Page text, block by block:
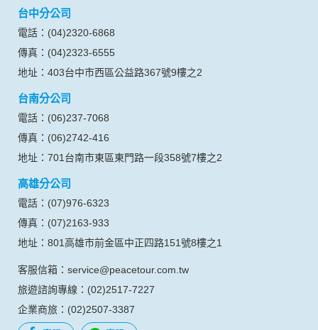
料。註冊時，本網站取得您的姓名、電話、住址、身份證字
號、電子郵件、出生日期、性別、行業等相關資料，當您註冊
成功，並登入使用我們的服務後，本網站即取得您的資料。
其他除了上述，會保留您在上網瀏覽或查詢時，伺服器自行產
生的相關記錄，包括您使用連線設備的 IP 位址、使用時間、使
的瀏覽器予以標示，歸納使用者瀏覽器在本網站內部所瀏覽的
網頁，除非您願意告知您的個人資料，否則本網站不會也無法
將此項記錄和您對應。請您注意，在本網站網刊登廣告之廠
商，或與連結本網站，也可能蒐集您個人的資料。對於您主動
提供的個人資訊，這些廣告廠商、或連結網站有其個別的私權
公司不負任何連帶責任。
本網站將在事前或註冊登錄取得您的同意後，傳送商業性資料
或電子郵件給您。本公司除了在該資料或電子郵件上註明是由
本公司發送，也會在該資料或電子郵件上提供您能隨時停止接
收這些資料或電子郵件的方法及說明。
資料使用:
本公司不會向任何人出售或出借您的個人識別資料。
資料：
台中分公司
電話：(04)2320-6868
傳真：(04)2323-6555
地址：403台中市西區公益路367號9樓之2
台南分公司
電話：(06)237-7068
傳真：(06)2742-416
地址：701台南市東區東門路一段358號7樓之2
高雄分公司
電話：(07)976-6323
傳真：(07)2163-933
地址：801高雄市前金區中正四路151號8樓之1
客服信箱：service@peacetour.com.tw
旅遊諮詢專線：(02)2517-7227
企業商旅：(02)2507-3387